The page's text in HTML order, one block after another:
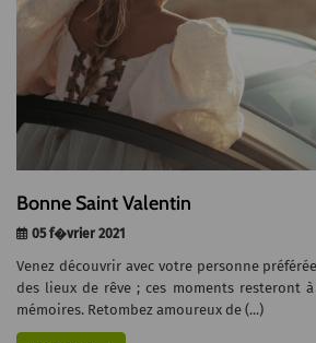
Bonne Saint Valentin
05 f�vrier 2021
Venez découvrir avec votre personne
des lieux de rêve ; ces moments resteront
mémoires. Retombez amoureux de (...)